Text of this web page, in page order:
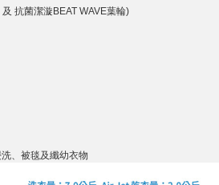
抗菌潔漩BEAT WAVE葉輪)
、被毯及纖幼衣物